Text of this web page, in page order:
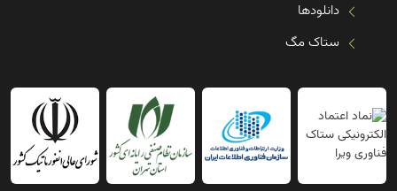
دانلودها
ستاک مگ